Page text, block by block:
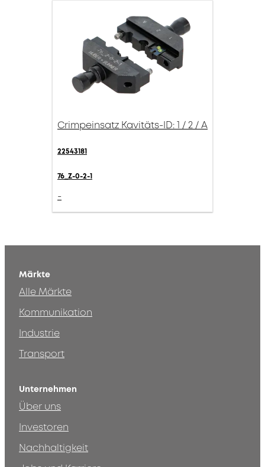
Crimpeinsatz Kavitäts-ID: 1 / 2 / A
22543181
76_Z-0-2-1
-
Märkte
Alle Märkte
Kommunikation
Industrie
Transport
Unternehmen
Über uns
Investoren
Nachhaltigkeit